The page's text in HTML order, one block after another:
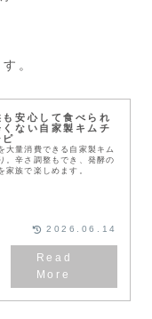
。
も安心して食べられ
くない自家製キムチ
ピ
大量消費できる自家製キム
。辛さ調整もでき、発酵の
家族で楽しめます。
2026.06.14